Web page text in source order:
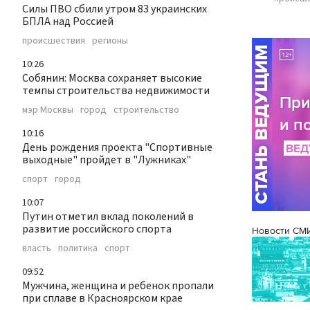
Силы ПВО сбили утром 83 украинских
БПЛА над Россией
происшествия регионы
10:26
Собянин: Москва сохраняет высокие
темпы строительства недвижимости
мэр Москвы город строительство
10:16
День рождения проекта "Спортивные
выходные" пройдет в "Лужниках"
спорт город
10:07
Путин отметил вклад поколений в
развитие российского спорта
власть политика спорт
09:52
Мужчина, женщина и ребенок пропали
при сплаве в Красноярском крае
Новости